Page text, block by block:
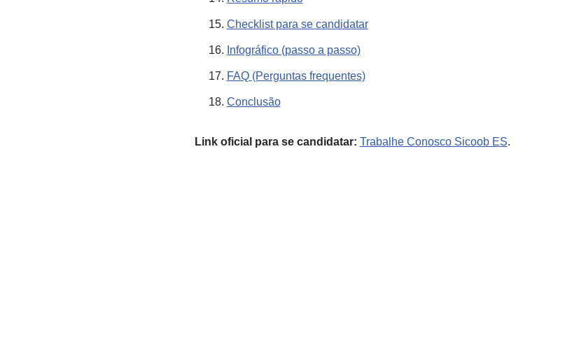
Checklist para se candidatar
Infográfico (passo a passo)
FAQ (Perguntas frequentes)
Conclusão
Link oficial para se candidatar: Trabalhe Conosco Sicoob ES.